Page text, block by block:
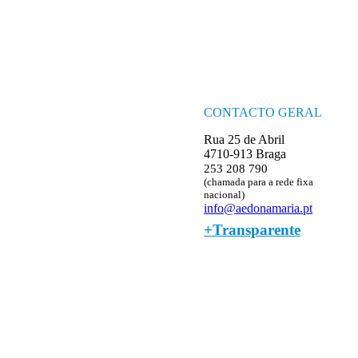
CONTACTO GERAL
Rua 25 de Abril
4710-913 Braga
253 208 790
(chamada para a rede fixa
nacional)
info@aedonamaria.pt
+Transparente